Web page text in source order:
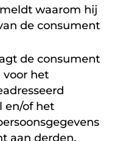
waarom hij
de consument
de consument
het
en/of het
aan derden.